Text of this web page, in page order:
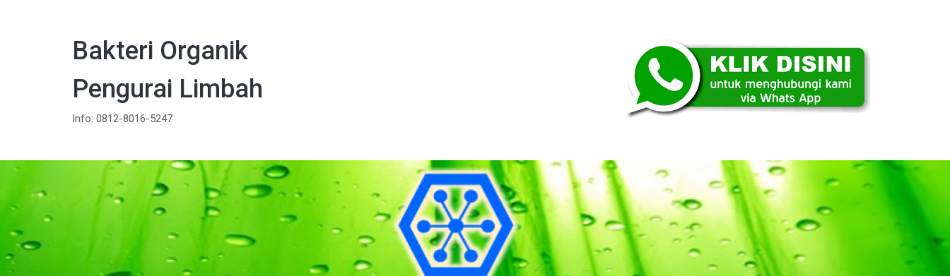
Bakteri Organik
Pengurai Limbah
Info: 0812-8016-5247